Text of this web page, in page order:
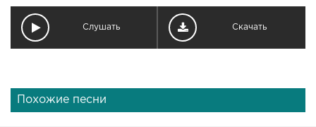
Слушать Скачать
Похожие песни